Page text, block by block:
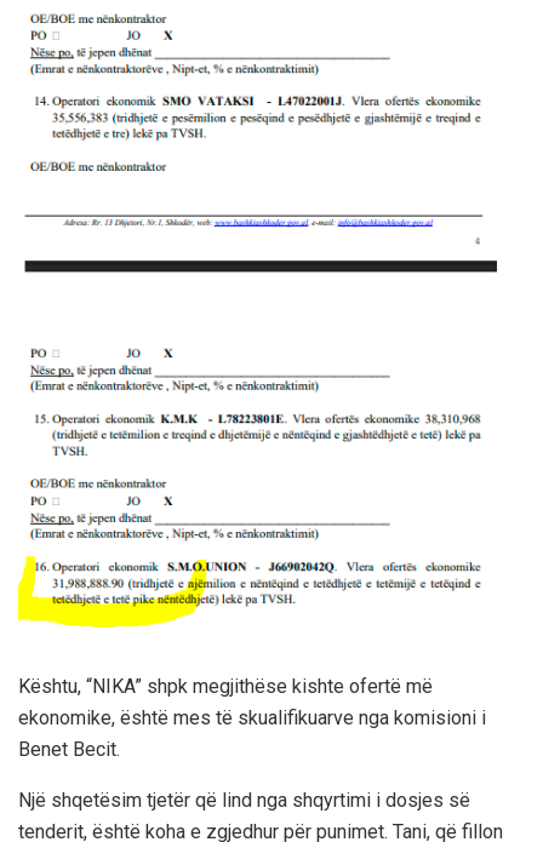
Kështu, “NIKA” shpk megjithëse kishte ofertë më
ekonomike, është mes të skualifikuarve nga komisioni i
Benet Becit.
Një shqetësim tjetër që lind nga shqyrtimi i dosjes së
tenderit, është koha e zgjedhur për punimet. Tani, që fillon